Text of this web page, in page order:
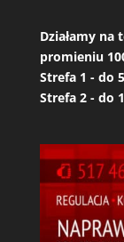
Działamy na
promieniu
Strefa 1 - do
Strefa 2 - do